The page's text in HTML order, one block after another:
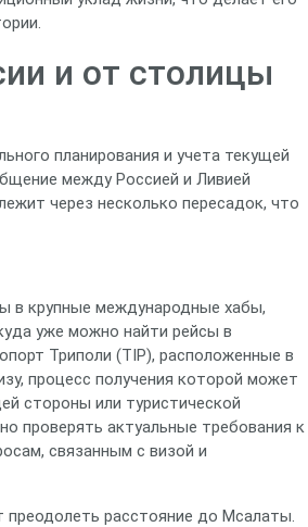
и от столицы
планирования и учета текущей
между Россией и Ливией
через несколько пересадок, что
в крупные международные хабы,
уже можно найти рейсы в
Триполи (TIP), расположенные в
процесс получения которой может
стороны или туристической
проверять актуальные требования к
связанным с визой и
преодолеть расстояние до Мсалаты.